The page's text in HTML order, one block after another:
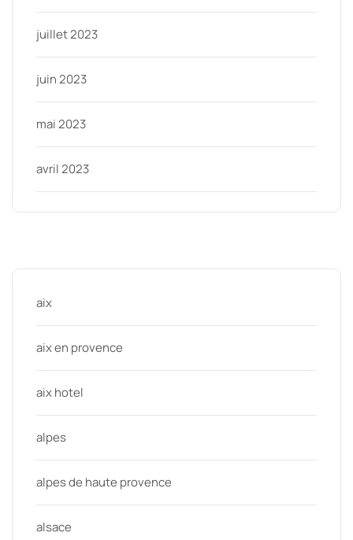
juillet 2023
juin 2023
mai 2023
avril 2023
aix
aix en provence
aix hotel
alpes
alpes de haute provence
alsace